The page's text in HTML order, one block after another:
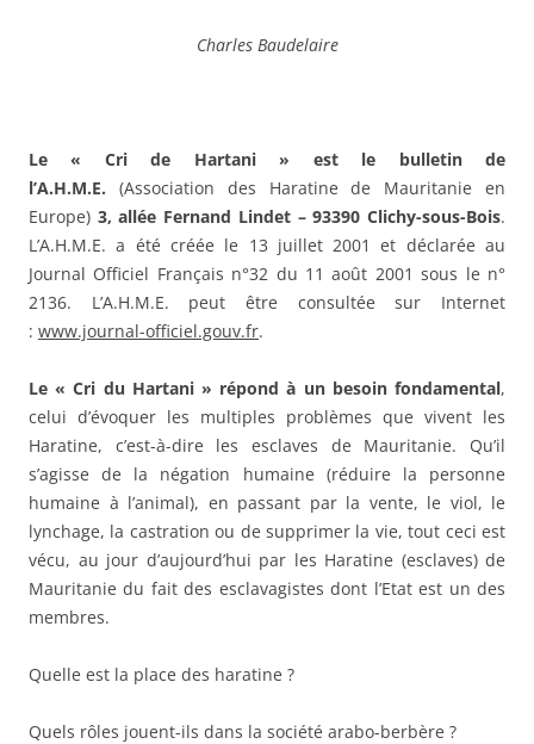
Charles Baudelaire
Le « Cri de Hartani » est le bulletin de
l’A.H.M.E. (Association des Haratine de Mauritanie en
Europe) 3, allée Fernand Lindet – 93390 Clichy-sous-Bois.
L’A.H.M.E. a été créée le 13 juillet 2001 et déclarée au
Journal Officiel Français n°32 du 11 août 2001 sous le n°
2136. L’A.H.M.E. peut être consultée sur Internet
: www.journal-officiel.gouv.fr.
Le « Cri du Hartani » répond à un besoin fondamental,
celui d’évoquer les multiples problèmes que vivent les
Haratine, c’est-à-dire les esclaves de Mauritanie. Qu’il
s’agisse de la négation humaine (réduire la personne
humaine à l’animal), en passant par la vente, le viol, le
lynchage, la castration ou de supprimer la vie, tout ceci est
vécu, au jour d’aujourd’hui par les Haratine (esclaves) de
Mauritanie du fait des esclavagistes dont l’Etat est un des
membres.
Quelle est la place des haratine ?
Quels rôles jouent-ils dans la société arabo-berbère ?